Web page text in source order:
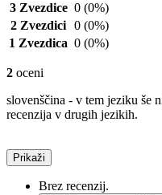
3 Zvezdice 0 (0%)
2 Zvezdici 0 (0%)
1 Zvezdica 0 (0%)
2 oceni
slovenščina - v tem jeziku še
recenzija v drugih jezikih.
Prikaži
Brez recenzij.